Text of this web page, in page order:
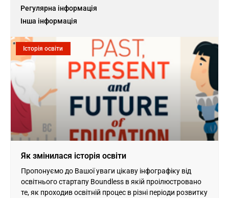
Регулярна інформація
Інша інформація
Історія освіти
Як змінилася історія освіти
Пропонуємо до Вашої уваги цікаву інфографіку від
освітнього стартапу Boundless в якій проілюстровано
те, як проходив освітній процес в різні періоди розвитку